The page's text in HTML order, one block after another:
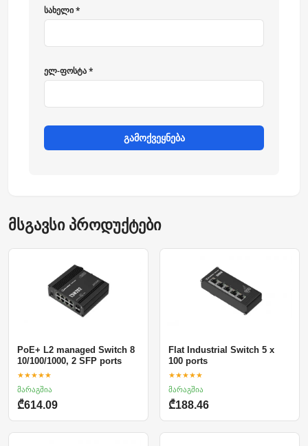
სახელი *
ელ-ფოსტა *
გამოქვეყნება
მსგავსი პროდუქტები
PoE+ L2 managed Switch 8
10/100/1000, 2 SFP ports
★★★★★
მარაგშია
₾614.09
Flat Industrial Switch 5 x
100 ports
★★★★★
მარაგშია
₾188.46